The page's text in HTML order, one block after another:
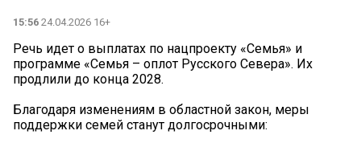
15:56 24.04.2026 16+
Речь идет о выплатах по нацпроекту «Семья» и
программе «Семья – оплот Русского Севера». Их
продлили до конца 2028.
Благодаря изменениям в областной закон, меры
поддержки семей станут долгосрочными: